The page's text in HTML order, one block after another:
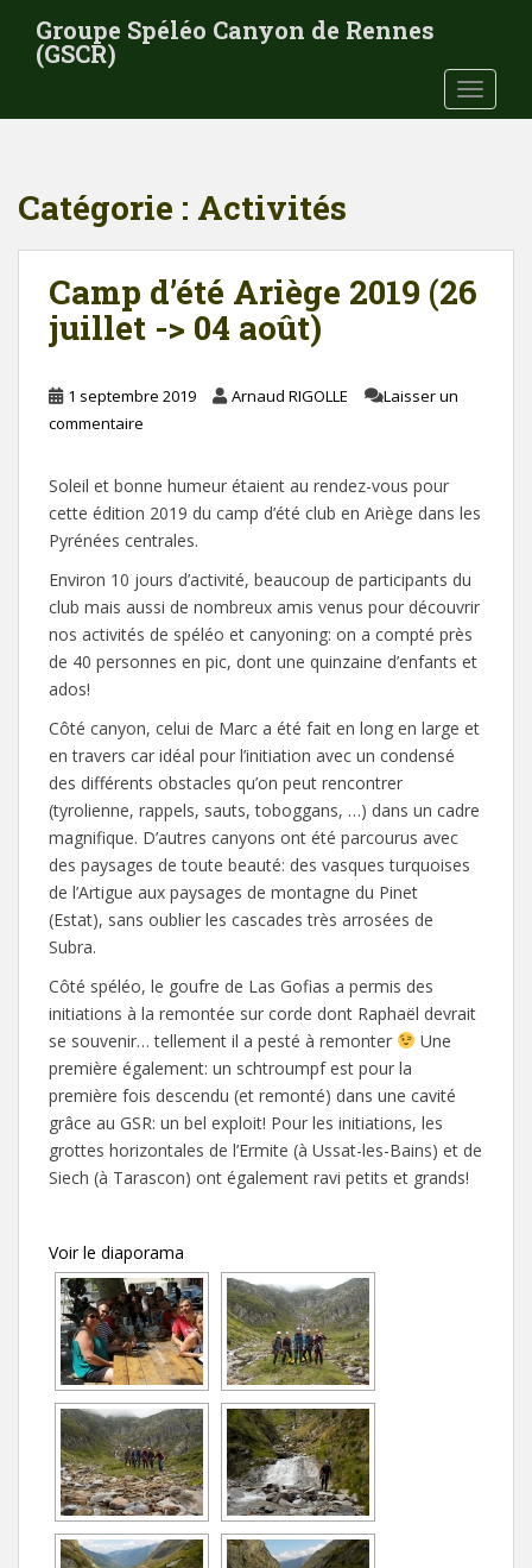
t
Groupe Spéléo Canyon de Rennes
(GSCR)
Catégorie : Activités
Camp d’été Ariège 2019 (26
juillet -> 04 août)
1 septembre 2019 Arnaud RIGOLLE
Laisser un
commentaire
Soleil et bonne humeur étaient au rendez-vous pour
cette édition 2019 du camp d’été club en Ariège dans les
Pyrénées centrales.
Environ 10 jours d’activité, beaucoup de participants du
club mais aussi de nombreux amis venus pour découvrir
nos activités de spéléo et canyoning: on a compté près
de 40 personnes en pic, dont une quinzaine d’enfants et
ados!
Côté canyon, celui de Marc a été fait en long en large et
en travers car idéal pour l’initiation avec un condensé
des différents obstacles qu’on peut rencontrer
(tyrolienne, rappels, sauts, toboggans, …) dans un cadre
magnifique. D’autres canyons ont été parcourus avec
des paysages de toute beauté: des vasques turquoises
de l’Artigue aux paysages de montagne du Pinet
(Estat), sans oublier les cascades très arrosées de
Subra.
Côté spéléo, le goufre de Las Gofias a permis des
initiations à la remontée sur corde dont Raphaël devrait
se souvenir… tellement il a pesté à remonter
Une
première également: un schtroumpf est pour la
première fois descendu (et remonté) dans une cavité
grâce au GSR: un bel exploit! Pour les initiations, les
grottes horizontales de l’Ermite (à Ussat-les-Bains) et de
Siech (à Tarascon) ont également ravi petits et grands!
Voir le diaporama